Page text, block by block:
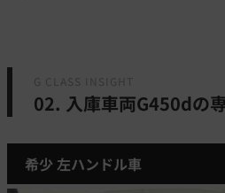
G CLASS INSIGHT
02. 入庫車両G450dの
希少 左ハンドル車